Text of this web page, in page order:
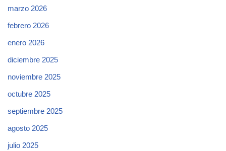
marzo 2026
febrero 2026
enero 2026
diciembre 2025
noviembre 2025
octubre 2025
septiembre 2025
agosto 2025
julio 2025